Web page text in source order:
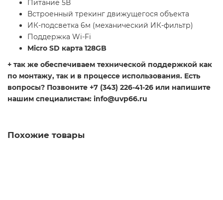
Питание 5В
Встроенный трекинг движущегося объекта
ИК-подсветка 6м (механический ИК-фильтр)
Поддержка Wi-Fi
Micro SD карта 128GB
+ так же обеспечиваем технической поддержкой как
по монтажу, так и в процессе использования. Есть
вопросы? Позвоните +7 (343) 226-41-26 или напишите
нашим специалистам: info@uvp66.ru
Похожие товары